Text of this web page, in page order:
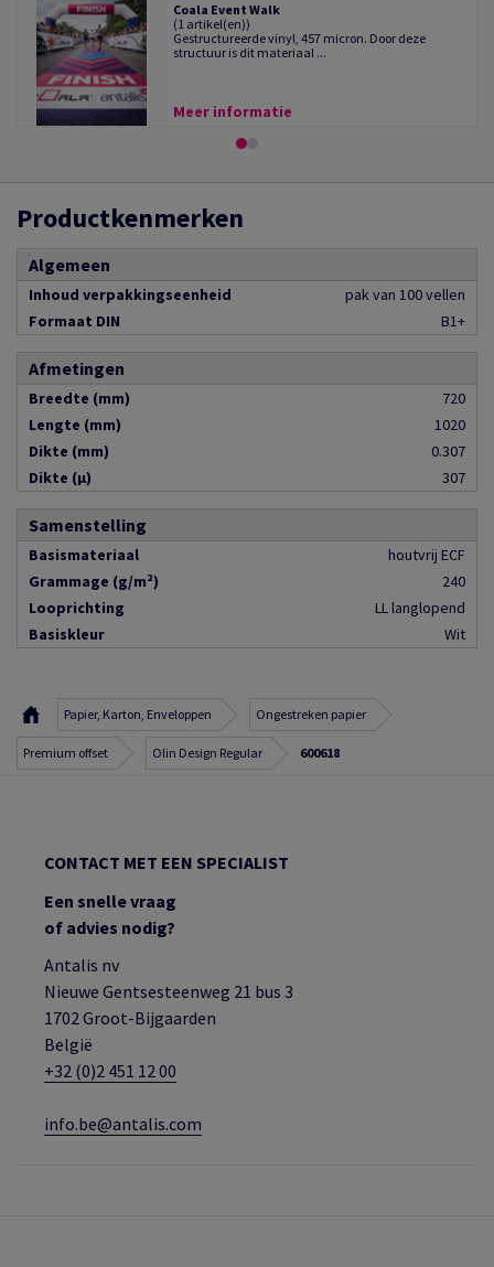
Coala Event Walk
(1 artikel(en))
Gestructureerde vinyl, 457 micron. Door deze
structuur is dit materiaal ...
Meer informatie
Productkenmerken
Algemeen
Inhoud verpakkingseenheid
pak van 100 vellen
Formaat DIN
B1+
Afmetingen
Breedte (mm)
720
Lengte (mm)
1020
Dikte (mm)
0.307
Dikte (µ)
307
Samenstelling
Basismateriaal
houtvrij ECF
Grammage (g/m²)
240
Looprichting
LL langlopend
Basiskleur
Wit
Papier, Karton, Enveloppen Ongestreken papier
Premium offset Olin Design Regular 600618
CONTACT MET EEN SPECIALIST
Een snelle vraag
of advies nodig?
Antalis nv
Nieuwe Gentsesteenweg 21 bus 3
1702 Groot-Bijgaarden
België
+32 (0)2 451 12 00
info.be@antalis.com